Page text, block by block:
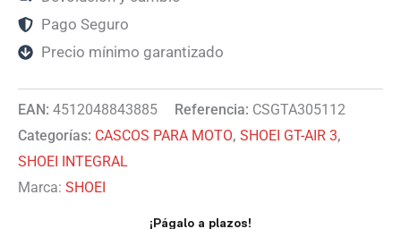
Pago Seguro
Precio mínimo garantizado
EAN: 4512048843885 Referencia: CSGTA305112
Categorías: CASCOS PARA MOTO, SHOEI GT-AIR 3,
SHOEI INTEGRAL
Marca: SHOEI